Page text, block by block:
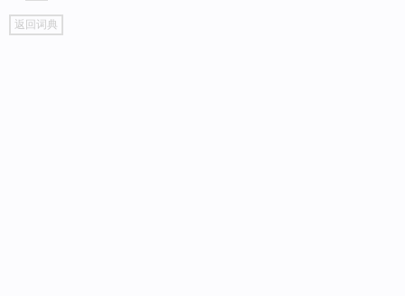
go
top
返回词典